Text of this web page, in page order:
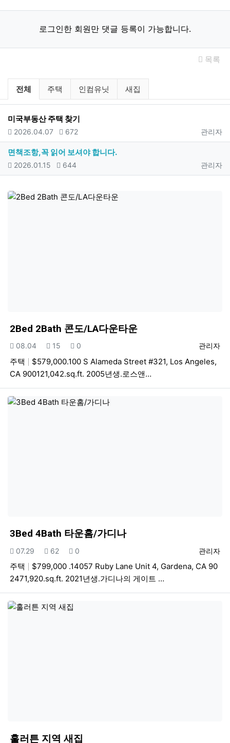
로그인한 회원만 댓글 등록이 가능합니다.
목록
미국부동산 주택/인컴유닛/새집 분류
전체 주택 인컴유닛 새집
미국부동산 주택 찾기
등록자
관리자
등록일
2026.04.07 조회
672
면책조항,꼭 읽어 보셔야 합니다.
등록자
관리자
등록일
2026.01.15 조회
644
2Bed 2Bath 콘도/LA다운타운
등록자
관리자
등록일
08.04 조회
15 추천
0
주택
$579,000.100 S Alameda Street #321, Los Angeles,
CA 900121,042.sq.ft. 2005년생.로스앤…
3Bed 4Bath 타운홈/가디나
등록자
관리자
등록일
07.29 조회
62 추천
0
주택
$799,000 .14057 Ruby Lane Unit 4, Gardena, CA 90
2471,920.sq.ft. 2021년생.가디나의 게이트 …
훌러튼 지역 새집